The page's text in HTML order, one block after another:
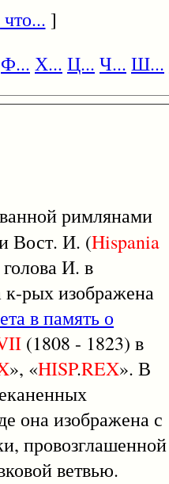
]
Ф... Х... Ц... Ч... Ш...
римлянами
Вост. И. (Hispania
И. в
рых изображена
в память о
(1808 - 1823) в
», «HISP.REX». В
она изображена с
провозглашенной
ветвью.